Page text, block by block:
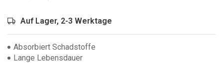
Auf Lager, 2-3 Werktage
Absorbiert Schadstoffe
Lange Lebensdauer